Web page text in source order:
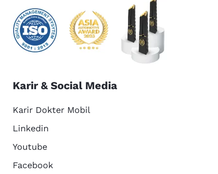
Karir & Social Media
Karir Dokter Mobil
Linkedin
Youtube
Facebook